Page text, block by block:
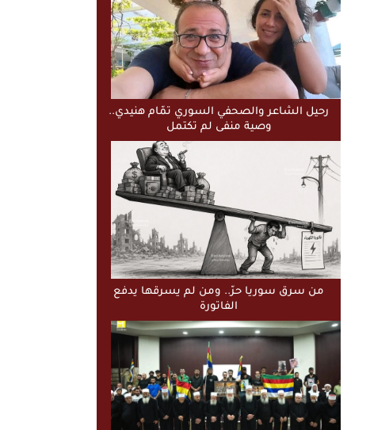
رحيل الشاعر والصحفي السوري تمّام هنيدي..
وصية منفى لم تكتمل
من سرق سوريا حرّ.. ومن لم يسرقها يدفع
الفاتورة